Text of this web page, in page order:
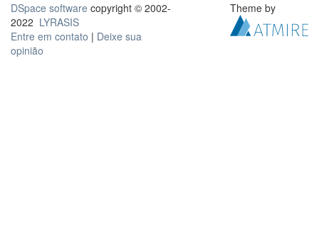
DSpace software copyright © 2002-
2022 LYRASIS
Entre em contato | Deixe sua
opinião
Theme by